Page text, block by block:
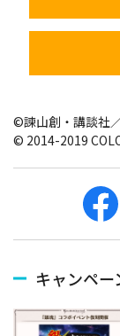
©諫山創・講談社
© 2014-2019
キャンペー